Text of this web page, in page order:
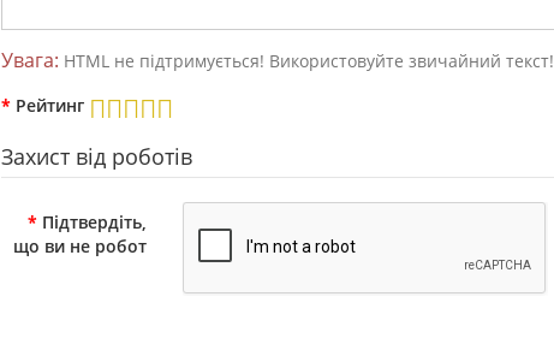
Увага: HTML не підтримується! Використовуйте звичайний текст!
Рейтинг
Захист від роботів
Підтвердіть,
що ви не робот